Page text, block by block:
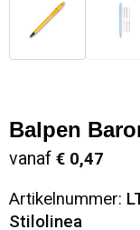
Balpen
vanaf € 0,47
Artikelnummer:
Stilolinea